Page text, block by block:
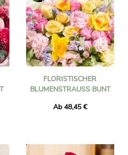
FLORISTISCHER
BLUMENSTRAUSS BUNT
Ab 48,45 €